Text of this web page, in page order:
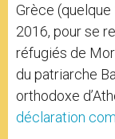
Grèce (quelque
2016, pour se
réfugiés de
du patriarche
orthodoxe
déclaration